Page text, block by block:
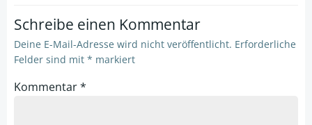
Schreibe einen Kommentar
Deine E-Mail-Adresse wird nicht veröffentlicht. Erforderliche
Felder sind mit * markiert
Kommentar*